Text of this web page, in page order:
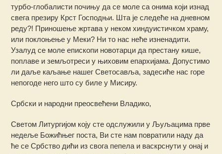
турбо-глобалисти почињу да се моле са онима који изнад
свега презиру Крст Господњи. Шта је следеће на дневном
реду?! Приношење жртава у неком хиндуистичком храму,
или поклоњење у Меки? Ни то нас неће изненадити.
Узалуд се моле епископи новотарци да престану кише,
поплаве и земљотреси у њиховим епархијама. Допустимо
ли даље каљање нашег Светосавља, задесиће нас горе
непогоде него што су биле у Мисиру.
Србски и народни преосвећени Владико,
Светом Литургијом коју сте одслужили у Љуљацима прве
недеље Божићњег поста, Ви сте нам повратили наду да
ће се Србство дићи из свога пепела и васкрснути у онај и